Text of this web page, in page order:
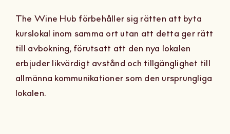
The Wine Hub förbehåller sig rätten att byta
kurslokal inom samma ort utan att detta ger rätt
till avbokning, förutsatt att den nya lokalen
erbjuder likvärdigt avstånd och tillgänglighet till
allmänna kommunikationer som den ursprungliga
lokalen.